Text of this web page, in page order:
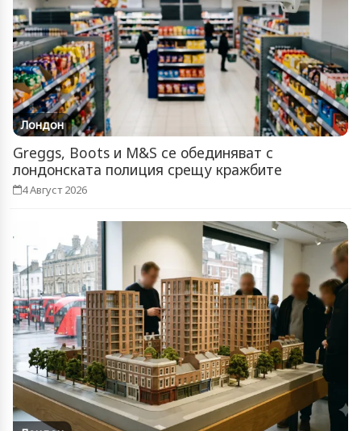
Лондон
Greggs, Boots и M&S се обединяват с
лондонската полиция срещу кражбите
4 Август 2026